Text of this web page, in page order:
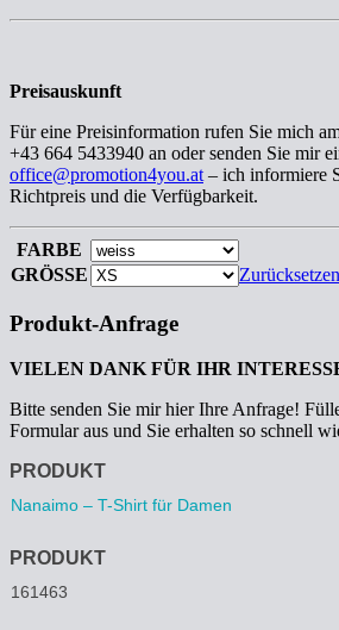
Preisauskunft
Für eine Preisinformation rufen Sie mich
+43 664 5433940 an oder senden Sie mir
office@promotion4you.at – ich informiere
Richtpreis und die Verfügbarkeit.
FARBE
GRÖSSE
Zurücksetzen
Produkt-Anfrage
VIELEN DANK FÜR IHR
Bitte senden Sie mir hier Ihre Anfrage!
Formular aus und Sie erhalten so schnell
Anfrage
PRODUKT
PRODUKT